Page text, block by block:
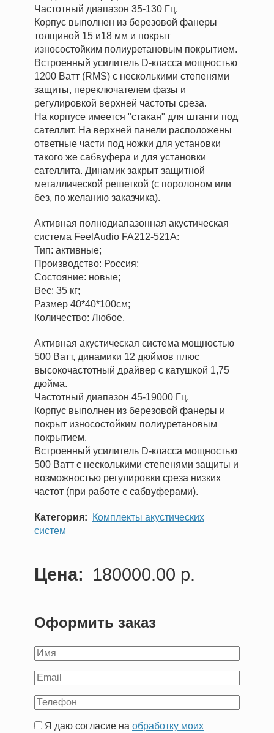
Частотный диапазон 35-130 Гц.
Корпус выполнен из березовой фанеры
толщиной 15 и18 мм и покрыт
износостойким полиуретановым покрытием.
Встроенный усилитель D-класса мощностью
1200 Ватт (RMS) с несколькими степенями
защиты, переключателем фазы и
регулировкой верхней частоты среза.
На корпусе имеется "стакан" для штанги под
сателлит. На верхней панели расположены
ответные части под ножки для установки
такого же сабвуфера и для установки
сателлита. Динамик закрыт защитной
металлической решеткой (с поролоном или
без, по желанию заказчика).
Активная полнодиапазонная акустическая
система FeelAudio FA212-521A:
Тип: активные;
Производство: Россия;
Состояние: новые;
Вес: 35 кг;
Размер 40*40*100см;
Количество: Любое.
Активная акустическая система мощностью
500 Ватт, динамики 12 дюймов плюс
высокочастотный драйвер с катушкой 1,75
дюйма.
Частотный диапазон 45-19000 Гц.
Корпус выполнен из березовой фанеры и
покрыт износостойким полиуретановым
покрытием.
Встроенный усилитель D-класса мощностью
500 Ватт с несколькими степенями защиты и
возможностью регулировки среза низких
частот (при работе с сабвуферами).
Категория
Комплекты акустических
систем
Цена 180000.00 р.
Оформить заказ
Ваше
Ваш
Ваш
Я даю согласие на обработку моих